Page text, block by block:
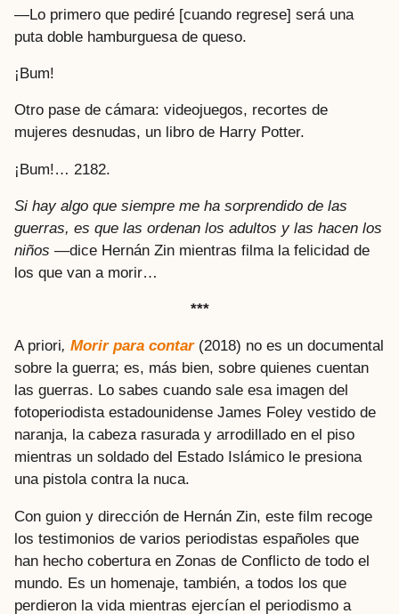
—Lo primero que pediré [cuando regrese] será una
puta doble hamburguesa de queso.
¡Bum!
Otro pase de cámara: videojuegos, recortes de
mujeres desnudas, un libro de Harry Potter.
¡Bum!… 2182.
Si hay algo que siempre me ha sorprendido de las
guerras, es que las ordenan los adultos y las hacen los
niños —dice Hernán Zin mientras filma la felicidad de
los que van a morir…
***
A priori, Morir para contar(2018) no es un documental
sobre la guerra; es, más bien, sobre quienes cuentan
las guerras. Lo sabes cuando sale esa imagen del
fotoperiodista estadounidense James Foley vestido de
naranja, la cabeza rasurada y arrodillado en el piso
mientras un soldado del Estado Islámico le presiona
una pistola contra la nuca.
Con guion y dirección de Hernán Zin, este film recoge
los testimonios de varios periodistas españoles que
han hecho cobertura en Zonas de Conflicto de todo el
mundo. Es un homenaje, también, a todos los que
perdieron la vida mientras ejercían el periodismo a